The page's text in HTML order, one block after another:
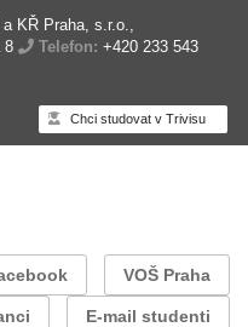
KŘ Praha, s.r.o.,
8
Telefon: +420 233 543
Chci studovat v Trivisu
VOŠ Praha
E-mail studenti